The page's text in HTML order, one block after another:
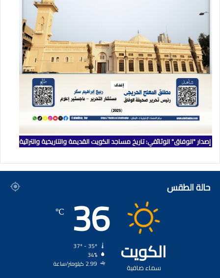
إصدار "الوفاق" الوثائقي: تاريخ مساجد الكويت القديمة والتاريخية والتراثية
حالة الطقس
الكويت
سماء صافية
36
℃
34%
2.99 كيلومتر/ساعة